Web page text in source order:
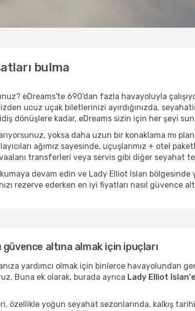
bulma
eDreams'te 690'dan fazla havayoluyla
ucuz uçak biletlerinizi ayırdığınızda,
dönüşlere kadar, eDreams sizin için her şeyi
yoksa daha uzun bir konaklama mı
ağımız sayesinde, uçuşlarımız + otel
transferleri veya servis gibi diğer seyahat
devam edin ve Lady Elliot Islan bölgesinde
rezerve ederken en iyi fiyatları nasıl güvence
altına almak için ipuçları
yardımcı olmak için binlerce havayolundan
Buna ek olarak, burada ayrıca Lady Elliot
özellikle yoğun seyahat sezonlarında, kalkış